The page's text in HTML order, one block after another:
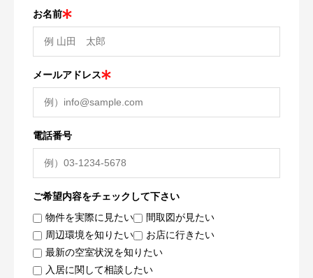
お名前
メールアドレス
電話番号
ご希望内容をチェックして下さい
物件を実際に見たい
間取図が見たい
周辺環境を知りたい
お店に行きたい
最新の空室状況を知りたい
入居に関して相談したい